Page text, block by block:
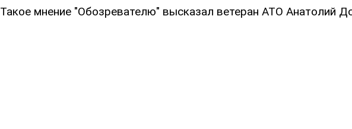
Такое мнение "Обозревателю" высказал ветеран АТО Анатолий